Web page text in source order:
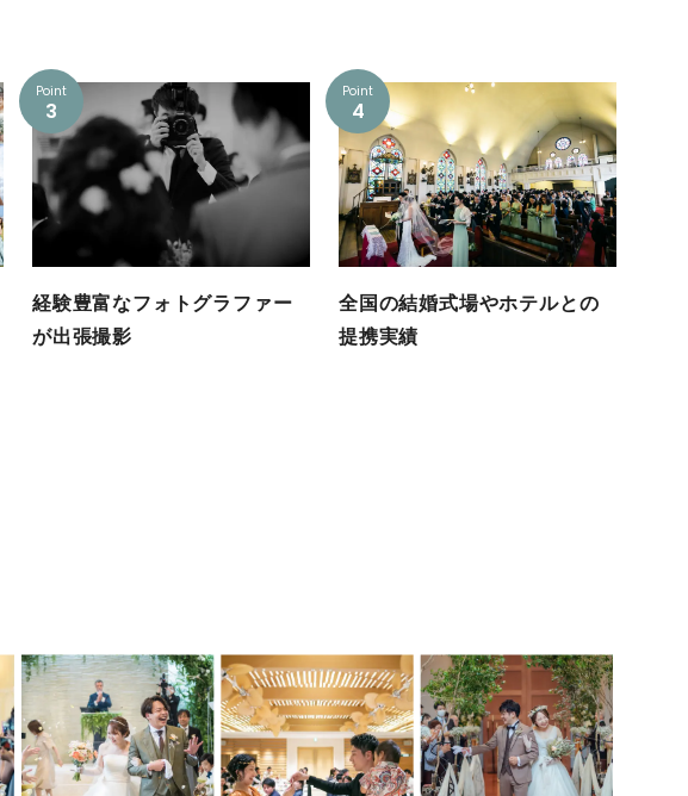
Point
3
経験豊富なフォトグラファー
が出張撮影
Point
4
全国の結婚式場やホテルとの
提携実績